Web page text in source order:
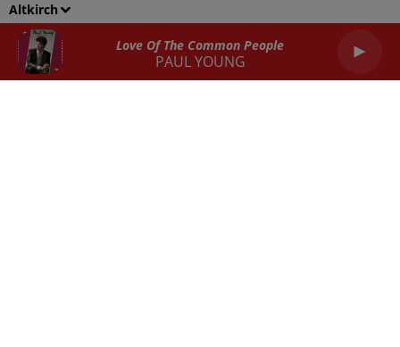
Altkirch
Love Of The Common People
PAUL YOUNG
Balance